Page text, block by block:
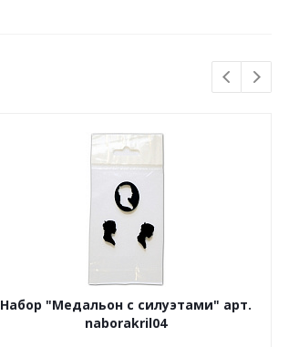
Набор "Медальон с силуэтами" арт.
naborakril04